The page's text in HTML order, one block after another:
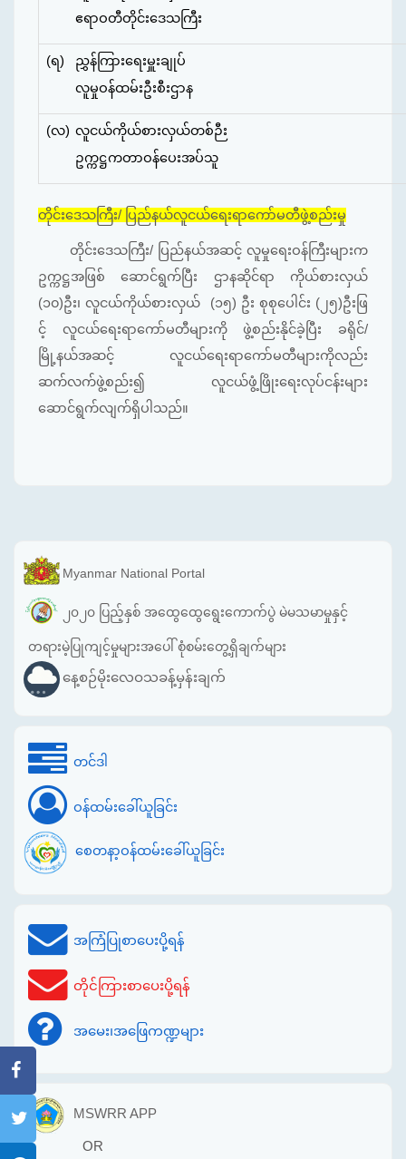
ဧရာဝတီတိုင်းဒေသကြီး
(ရ)
ညွှန်ကြားရေးမှူးချုပ်
လူမှုဝန်ထမ်းဦးစီးဌာန
(လ) လူငယ်ကိုယ်စားလှယ်တစ်ဉီး
ဥက္ကဋ္ဌကတာဝန်ပေးအပ်သူ
တိုင်းဒေသကြီး/ ပြည်နယ်လူငယ်ရေးရာကော်မတီဖွဲ့စည်းမှု
တိုင်းဒေသကြီး/ ပြည်နယ်အဆင့် လူမှုရေးဝန်ကြီးများက
ဥက္ကဋ္ဌအဖြစ် ဆောင်ရွက်ပြီး ဌာနဆိုင်ရာ ကိုယ်စားလှယ်
(၁၀)ဦး၊ လူငယ်ကိုယ်စားလှယ် (၁၅) ဦး စုစုပေါင်း (၂၅)ဦးဖြ
င့် လူငယ်ရေးရာကော်မတီများကို ဖွဲ့စည်းနိုင်ခဲ့ပြီး ခရိုင်/
မြို့နယ်အဆင့် လူငယ်ရေးရာကော်မတီများကိုလည်း
ဆက်လက်ဖွဲ့စည်း၍ လူငယ်ဖွံ့ဖြိုးရေးလုပ်ငန်းများ
ဆောင်ရွက်လျက်ရှိပါသည်။
Myanmar National Portal
၂၀၂၀ ပြည့်နှစ် အထွေထွေရွေးကောက်ပွဲ မဲမသမာမှုနှင့်
တရားမဲ့ပြုကျင့်မှုများအပေါ် စုံစမ်းတွေ့ရှိချက်များ
နေ့စဉ်မိုးလေဝသခန့်မှန်းချက်
တင်ဒါ
ဝန်ထမ်းခေါ်ယူခြင်း
စေတနာ့ဝန်ထမ်းခေါ်ယူခြင်း
အကြံပြုစာပေးပို့ရန်
တိုင်ကြားစာပေးပို့ရန်
အမေး၊အဖြေကဏ္ဍများ
MSWRR APP
OR